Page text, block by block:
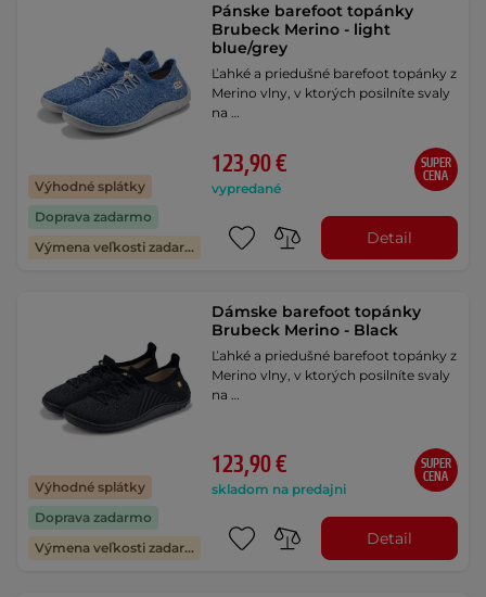
Výhodné splátky
Doprava zadarmo
Výmena veľkosti zadarmo
Pánske barefoot topánky
Brubeck Merino - light
blue/grey
Ľahké a priedušné barefoot topánky z
Merino vlny, v ktorých posilníte svaly
na …
123,90 €
vypredané
SUPER
CENA
Detail
Výhodné splátky
Doprava zadarmo
Výmena veľkosti zadarmo
Dámske barefoot topánky
Brubeck Merino - Black
Ľahké a priedušné barefoot topánky z
Merino vlny, v ktorých posilníte svaly
na …
123,90 €
skladom na predajni
SUPER
CENA
Detail